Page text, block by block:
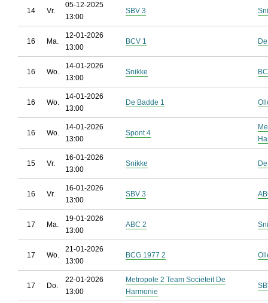
14 Vr.
05-12-2025
13:00
SBV 3
16 Ma.
12-01-2026
13:00
BCV 1
16 Wo.
14-01-2026
13:00
Snikke
16 Wo.
14-01-2026
13:00
De Badde 1
16 Wo.
14-01-2026
13:00
Spont 4
15 Vr.
16-01-2026
13:00
Snikke
16 Vr.
16-01-2026
13:00
SBV 3
17 Ma.
19-01-2026
13:00
ABC 2
17 Wo.
21-01-2026
13:00
BCG 1977 2
17 Do.
22-01-2026
13:00
Metropole 2 Team Sociëteit De
Harmonie